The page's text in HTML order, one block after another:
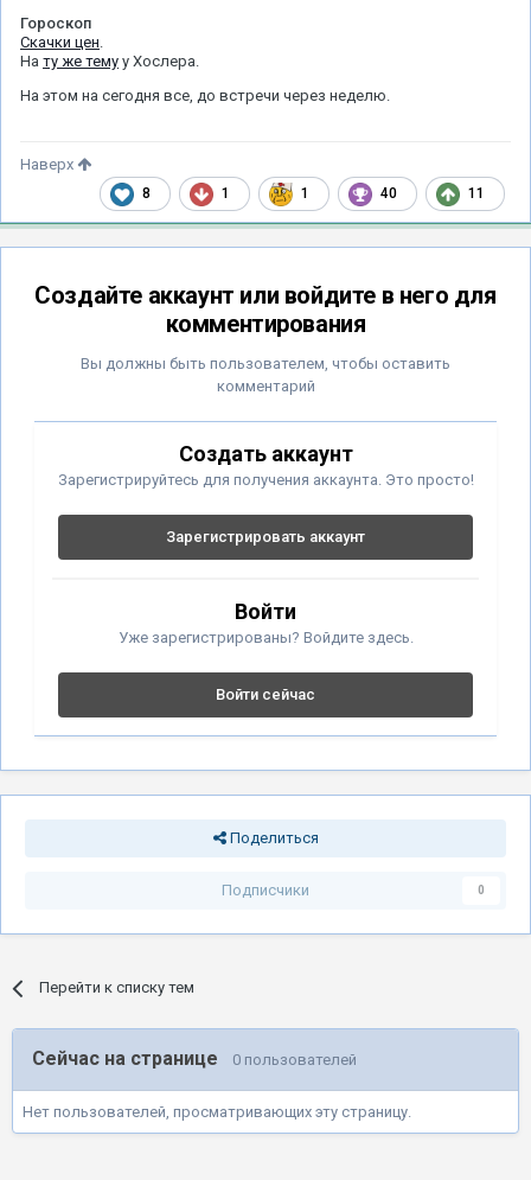
Гороскоп
Скачки цен.
На ту же тему у Хослера.
На этом на сегодня все, до встречи через неделю.
8 1 1 40 11
Наверх
Создайте аккаунт или войдите в него для
комментирования
Вы должны быть пользователем, чтобы оставить
комментарий
Создать аккаунт
Зарегистрируйтесь для получения аккаунта. Это просто!
Зарегистрировать аккаунт
Войти
Уже зарегистрированы? Войдите здесь.
Войти сейчас
Поделиться
Подписчики 0
Перейти к списку тем
Сейчас на странице 0 пользователей
Нет пользователей, просматривающих эту страницу.